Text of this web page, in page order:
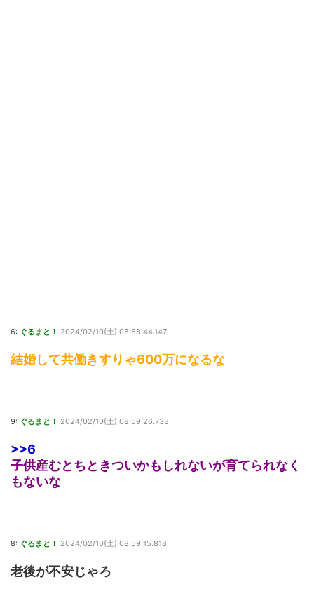
6: ぐるまと！ 2024/02/10(土) 08:58:44.147
結婚して共働きすりゃ600万になるな
9: ぐるまと！ 2024/02/10(土) 08:59:26.733
>>6
子供産むとちときついかもしれないが育てられなく
もないな
8: ぐるまと！ 2024/02/10(土) 08:59:15.818
老後が不安じゃろ